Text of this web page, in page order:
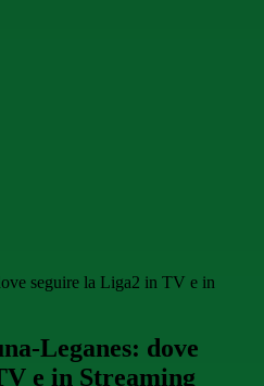
seguire la Liga2 in TV e in
Leganes: dove
e in Streaming